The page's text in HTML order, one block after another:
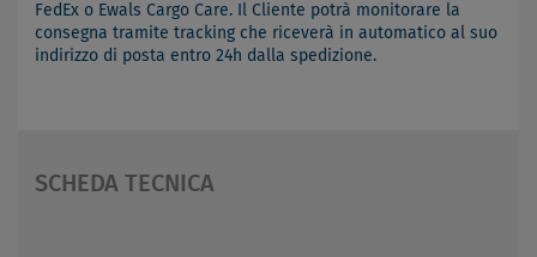
FedEx o Ewals Cargo Care. Il Cliente potrà monitorare la
consegna tramite tracking che riceverà in automatico al suo
indirizzo di posta entro 24h dalla spedizione.
SCHEDA TECNICA